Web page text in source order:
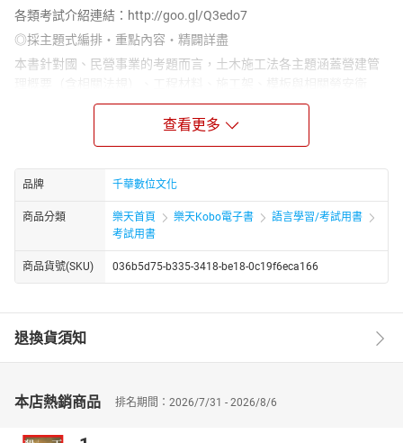
各類考試介紹連結：http://goo.gl/Q3edo7
◎採主題式編排‧重點內容‧精闢詳盡
本書針對國、民營事業的考題而言，土木施工法各主題涵蓋營建管
生、鋼筋混凝土工程、鋼骨結構工程、基礎開挖與擋土工程（含地
盤改良）等主題，且題型與考選部公務高普考第一試題庫類似，因
此對於各項施工方法之基本概念、相關法規與理論基礎、原理、操
◎精選範例試題‧名師精解‧融會貫通
若針對測驗題（是非、選擇或填充）著重於施工法之基本概念、法
規，將考試範圍內一定要會的基本類題反覆演練即可完全掌握，而
欲達成此目標，不外乎多看、多演練，因此題庫的彙整是不可輕
忽，也是本書收錄的重點。
鐵路特考（土木施工學概要）、臺電新進雇用人員（測量、土木、
凝土之基本材料性質、試驗，並混合力學觀念（例如鋼筋比、有效
效應力、滲透係數等），另整理建築技術規則基本常識（例如建蔽
查看更多
品牌 千華數位文化
商品分類 樂天首頁 樂天Kobo電子書
語言學習/考試用書
考試用書
商品貨號(SKU) 036b5d75-b335-3418-be18-0c19f6eca166
退換貨須知
本店熱銷商品 排名期間：2026/7/31 - 2026/8/6